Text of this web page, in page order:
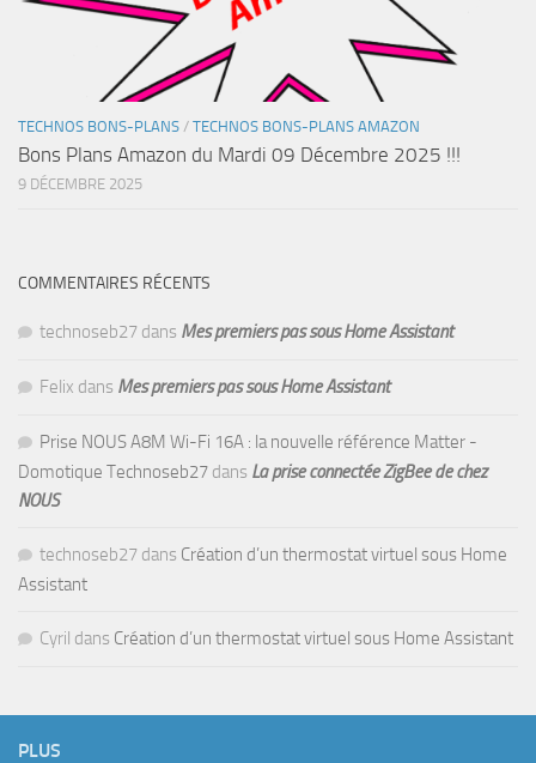
TECHNOS BONS-PLANS / TECHNOS BONS-PLANS AMAZON
Bons Plans Amazon du Mardi 09 Décembre 2025 !!!
9 DÉCEMBRE 2025
COMMENTAIRES RÉCENTS
technoseb27 dans Mes premiers pas sous Home Assistant
Felix dans Mes premiers pas sous Home Assistant
Prise NOUS A8M Wi-Fi 16A : la nouvelle référence Matter -
Domotique Technoseb27 dans La prise connectée ZigBee de chez
NOUS
technoseb27 dans Création d’un thermostat virtuel sous Home
Assistant
Cyril dans Création d’un thermostat virtuel sous Home Assistant
PLUS